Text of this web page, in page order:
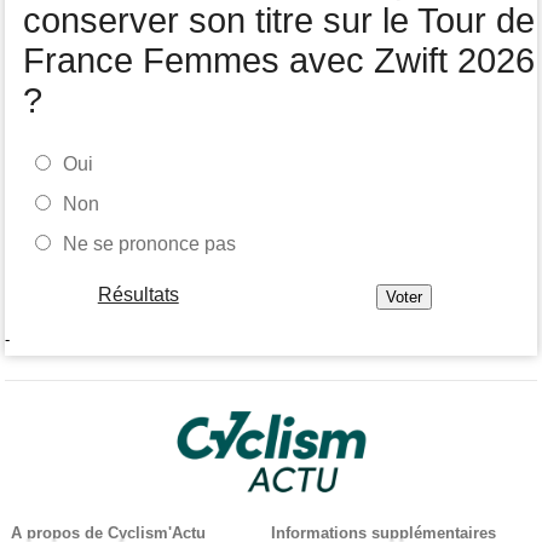
conserver son titre sur le Tour de
France Femmes avec Zwift 2026
?
Oui
Non
Ne se prononce pas
Résultats
-
A propos de Cyclism'Actu Informations supplémentaires